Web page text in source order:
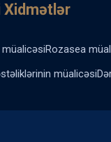
Xidmətlər
Rozasea
müalicəsi